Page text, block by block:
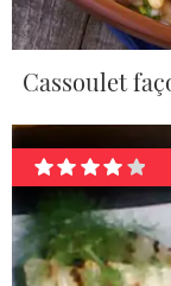
Cassoulet